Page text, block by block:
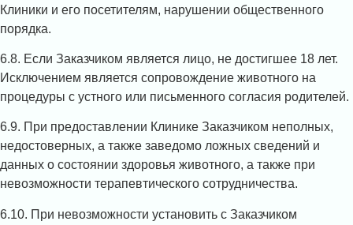
Клиники и его посетителям, нарушении общественного
порядка.
6.8. Если Заказчиком является лицо, не достигшее 18 лет.
Исключением является сопровождение животного на
процедуры с устного или письменного согласия родителей.
6.9. При предоставлении Клинике Заказчиком неполных,
недостоверных, а также заведомо ложных сведений и
данных о состоянии здоровья животного, а также при
невозможности терапевтического сотрудничества.
6.10. При невозможности установить с Заказчиком